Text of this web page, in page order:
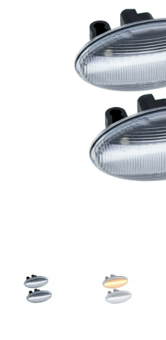
Bedrijfswagen parts
Inloggen / Registreren